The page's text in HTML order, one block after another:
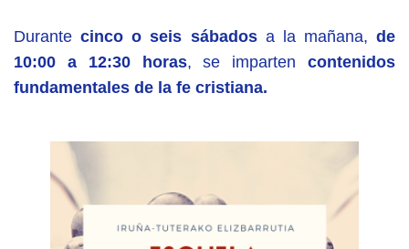
Durantecinco o seis sábados a la mañana, de
10:00 a 12:30 horas, se imparten contenidos
fundamentales de la fe cristiana.